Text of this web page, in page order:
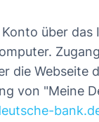
über
die Webseite
von "Meine